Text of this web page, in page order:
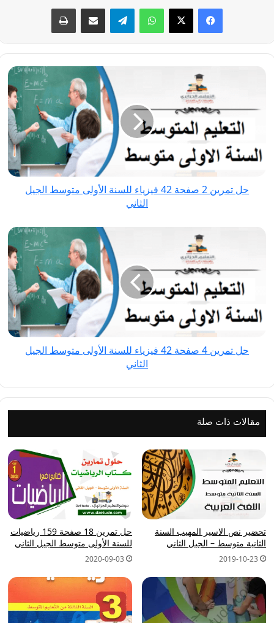
فيسبوك
‫X واتسابتيلقراممشاركة عبر البريد طباعة
فيزياء
للسنة
متوسط
حل تمرين 2 صفحة 42 فيزياء للسنة الأولى متوسط الجيل
الثاني
فيزياء
للسنة
متوسط
حل تمرين 4 صفحة 42 فيزياء للسنة الأولى متوسط الجيل
الثاني
مقالات ذات صلة
تحضير نص الاسير المهيب السنة
الثانية متوسط – الجيل الثاني
2019-10-23
حل تمرين 18 صفحة 159 رياضيات
للسنة الأولى متوسط الجيل الثاني
2020-09-03